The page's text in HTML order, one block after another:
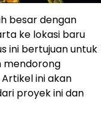
besar dengan
ke lokasi baru
ini bertujuan untuk
mendorong
ini akan
proyek ini dan